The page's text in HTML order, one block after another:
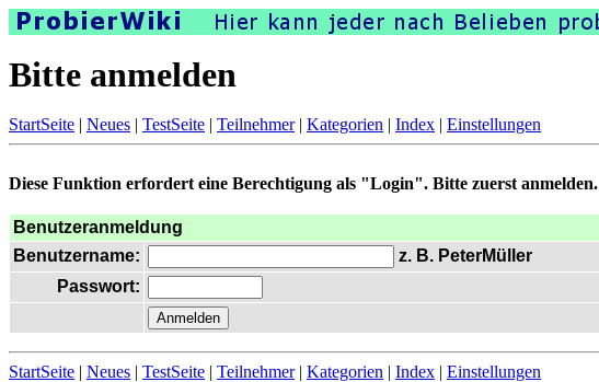
Bitte anmelden
StartSeite | Neues | TestSeite | Teilnehmer| Kategorien | Index | Einstellungen
Diese Funktion erfordert eine Berechtigung als "Login". Bitte zuerst anmelden.
Benutzeranmeldung
Benutzername:
z. B. PeterMüller
Passwort:
StartSeite | Neues | TestSeite | Teilnehmer| Kategorien | Index | Einstellungen